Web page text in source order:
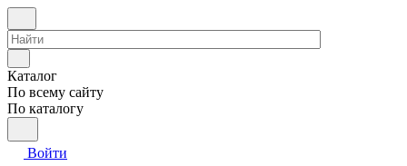
Каталог
По всему сайту
По каталогу
Войти